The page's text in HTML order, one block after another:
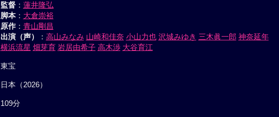
監督： 蓮井隆弘
脚本： 大倉崇裕
原作： 青山剛昌
出演（声）
： 高山みなみ 山崎和佳奈 小山力也 沢城みゆき 三木眞一郎 神奈延年
横浜流星 畑芽育 岩居由希子 高木渉 大谷育江
東宝
日本（2026）
109分